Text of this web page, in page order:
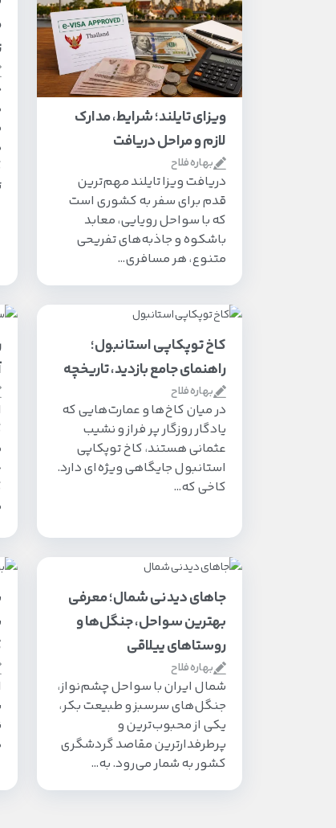
ویزای تایلند؛ شرایط، مدارک
لازم و مراحل دریافت
بهاره فلاح
دریافت ویزا تایلند مهم‌ترین
قدم برای سفر به کشوری است
که با سواحل رویایی، معابد
باشکوه و جاذبه‌های تفریحی
متنوع، هر مسافری…
کاخ توپکاپی استانبول؛
راهنمای جامع بازدید، تاریخچه
بهاره فلاح
در میان کاخ‌ها و عمارت‌هایی که
یادگار روزگار پر فراز و نشیب
عثمانی هستند، کاخ توپکاپی
استانبول جایگاهی ویژه‌ای دارد.
کاخی که…
جاهای دیدنی شمال؛ معرفی
بهترین سواحل، جنگل‌ها و
روستاهای ییلاقی
بهاره فلاح
شمال ایران با سواحل چشم‌نواز،
جنگل‌های سرسبز و طبیعت بکر،
یکی از محبوب‌ترین و
پرطرفدارترین مقاصد گردشگری
کشور به شمار می‌رود. به…